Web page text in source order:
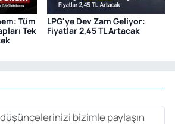
Tüm
Tek
LPG'ye Dev Zam Geliyor:
Fiyatlar 2,45 TL Artacak